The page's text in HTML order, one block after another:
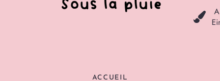
ACCUEIL